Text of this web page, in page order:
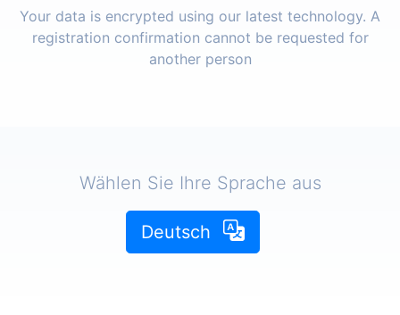
Your data is encrypted using our latest technology. A
registration confirmation cannot be requested for
another person
Wählen Sie Ihre Sprache aus
Deutsch